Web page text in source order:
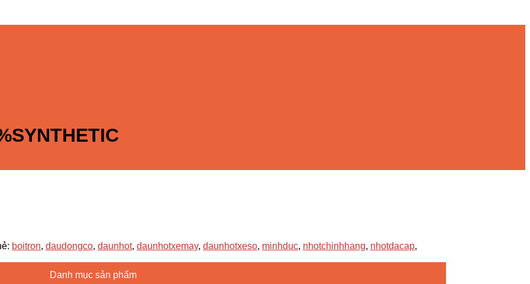
boitron, daudongco, daunhot, daunhotxemay, daunhotxeso, minhduc, nhotchinhhang, nhotdacap,
Danh mục sản phẩm